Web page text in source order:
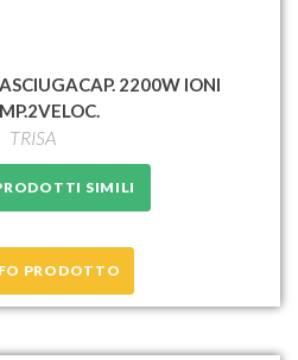
2200W IONI
TRISA
SIMILI
PRODOTTO